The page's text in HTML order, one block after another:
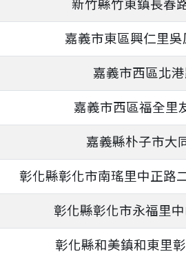
新竹縣竹東鎮長春
嘉義市東區興仁里
嘉義市西區北
嘉義市西區福全里
嘉義縣朴子市大
彰化縣彰化市南瑤里中正路
彰化縣彰化市永福里
彰化縣和美鎮和東里